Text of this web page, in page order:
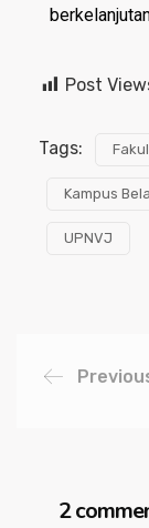
Post
Tags:
Kampus
UPNVJ
2